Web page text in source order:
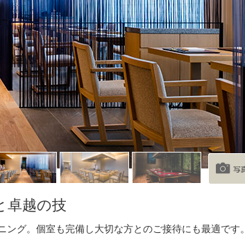
卓越の技
グ。個室も完備し大切な方とのご接待にも最適です。